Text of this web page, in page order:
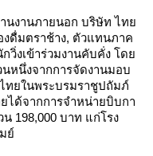
นงานภายนอก บริษัท ไท
งดื่มตราช้าง, ตัวแทนภาค
วิ่งเข้าร่วมงานคับคั่ง โด
นหนึ่งจากการจัดงานมอบ
ยในพระบรมราชูปถัมภ์
ได้จากการจำหน่ายบิบกา
198,000 บาท แก่โรง
ย์